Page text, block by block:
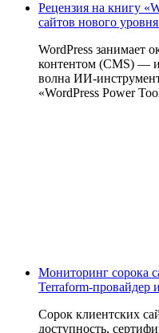
Рецензия на книгу
сайтов нового
WordPress занимает
контентом (CMS) — и
волна
«WordPress Power
Мониторинг сорока
Terraform-провайдер
Сорок клиентских
доступность,